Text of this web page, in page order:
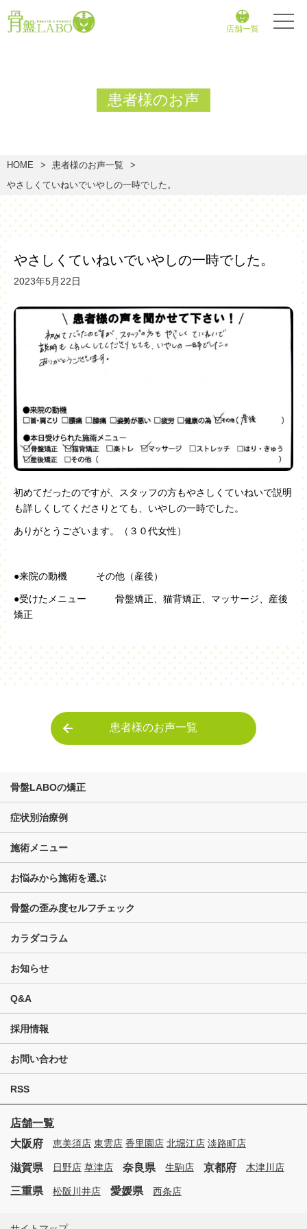
店舗一覧
患者様のお声
HOME
患者様のお声一覧
やさしくていねいでいやしの一時でした。
やさしくていねいでいやしの一時でした。
2023年5月22日
初めてだったのですが、スタッフの方もやさしくていねいで説明
も詳しくしてくださりとても、いやしの一時でした。
ありがとうございます。（３０代女性）
●来院の動機 その他（産後）
●受けたメニュー 骨盤矯正、猫背矯正、マッサージ、産後
矯正
患者様のお声一覧
骨盤LABOの矯正
症状別治療例
施術メニュー
お悩みから施術を選ぶ
骨盤の歪み度セルフチェック
カラダコラム
お知らせ
Q&A
採用情報
お問い合わせ
RSS
店舗一覧
大阪府
恵美須店 東雲店 香里園店 北堀江店 淡路町店
滋賀県 日野店 草津店 奈良県 生駒店 京都府 木津川店
三重県 松阪川井店 愛媛県 西条店